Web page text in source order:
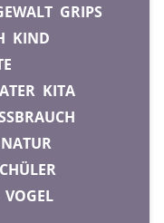
GRIPS
KIND
KITA
NATUR
VOGEL